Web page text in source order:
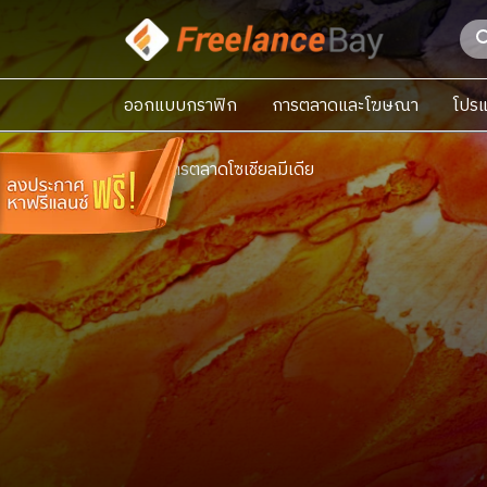
ออกแบบกราฟิก การตลาดและโฆษณา โปร
ฟรีแลนซ์ การตลาดโซเชียลมีเดีย